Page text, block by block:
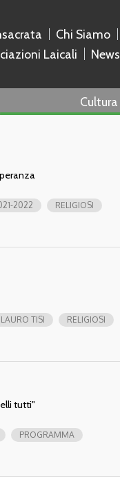
Chi Siamo
Laicali
News
Cultura
2022
RELIGIOSI
LAURO TISI
RELIGIOSI
tutti"
PROGRAMMA